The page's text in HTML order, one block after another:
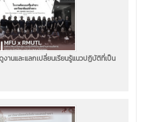
งานและแลกเปลี่ยนเรียนรู้แนวปฏิบัติที่เป็น